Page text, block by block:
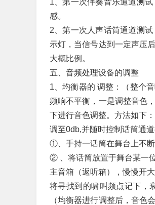
1、第一次伴奏音乐通道测
感。
2、第一次人声话筒通道测
示灯，当信号达到一定声压
大概比例。
五、音频处理设备的调整
1、均衡器的 调整：（整个
频响不平衡，一是调整音色
下进行音色调整。方法如下
调至0db,并随时控制话筒通
①、手持一话筒在舞台上不断
② 、将话筒放置于舞台某一
主音箱（返听箱），慢慢开
将寻找到的啸叫频点记下，
（均衡器进行调整后，音色